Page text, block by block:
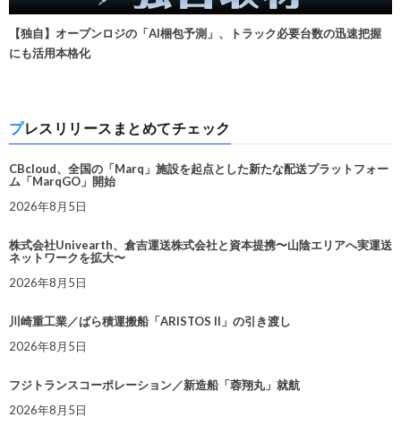
【独自】オープンロジの「AI梱包予測」、トラック必要台数の迅速把握
にも活用本格化
プレスリリースまとめてチェック
CBcloud、全国の「Marq」施設を起点とした新たな配送プラットフォー
ム「MarqGO」開始
2026年8月5日
株式会社Univearth、倉吉運送株式会社と資本提携〜山陰エリアへ実運送
ネットワークを拡大〜
2026年8月5日
川崎重工業／ばら積運搬船「ARISTOS II」の引き渡し
2026年8月5日
フジトランスコーポレーション／新造船「蓉翔丸」就航
2026年8月5日